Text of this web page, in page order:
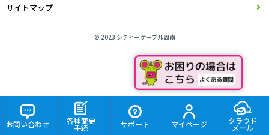
お問い合わせ 各種変更
手続 サポート マイページ クラウド
メール
サイトマップ
© 2023 シティーケーブル周南